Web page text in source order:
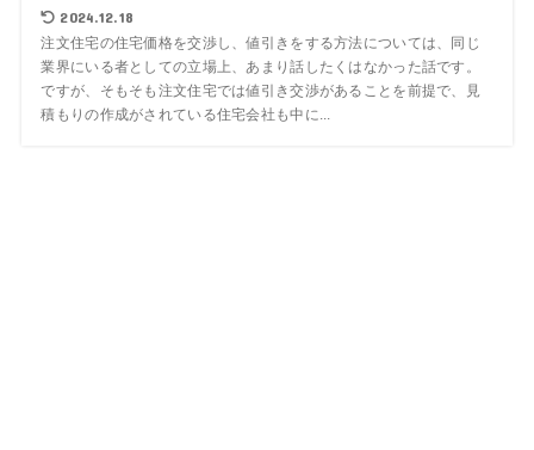
2024.12.18
注文住宅の住宅価格を交渉し、値引きをする方法については、同じ
業界にいる者としての立場上、あまり話したくはなかった話です。
ですが、そもそも注文住宅では値引き交渉があることを前提で、見
積もりの作成がされている住宅会社も中に...